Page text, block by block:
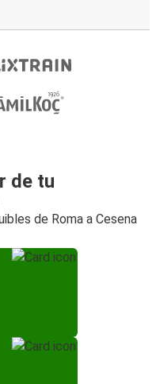
de tu
de Roma a Cesena